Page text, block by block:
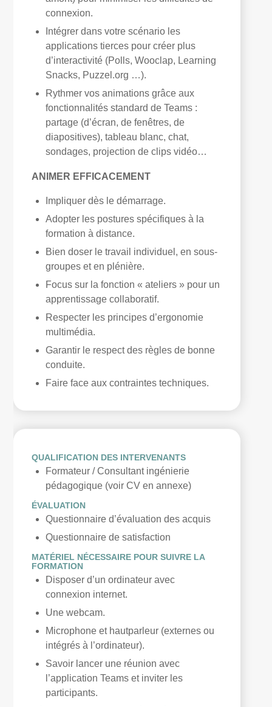
connexion.
Intégrer dans votre scénario les
applications tierces pour créer plus
d’interactivité (Polls, Wooclap, Learning
Snacks, Puzzel.org …).
Rythmer vos animations grâce aux
fonctionnalités standard de Teams :
partage (d’écran, de fenêtres, de
diapositives), tableau blanc, chat,
sondages, projection de clips vidéo…
ANIMER EFFICACEMENT
Impliquer dès le démarrage.
Adopter les postures spécifiques à la
formation à distance.
Bien doser le travail individuel, en sous-
groupes et en plénière.
Focus sur la fonction « ateliers » pour un
apprentissage collaboratif.
Respecter les principes d’ergonomie
multimédia.
Garantir le respect des règles de bonne
conduite.
Faire face aux contraintes techniques.
QUALIFICATION DES INTERVENANTS
Formateur / Consultant ingénierie
pédagogique (voir CV en annexe)
ÉVALUATION
Questionnaire d’évaluation des acquis
Questionnaire de satisfaction
MATÉRIEL NÉCESSAIRE POUR SUIVRE LA
FORMATION
Disposer d’un ordinateur avec
connexion internet.
Une webcam.
Microphone et hautparleur (externes ou
intégrés à l’ordinateur).
Savoir lancer une réunion avec
l’application Teams et inviter les
participants.